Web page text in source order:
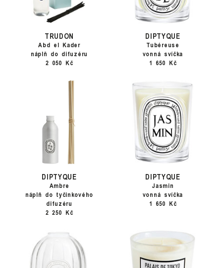
TRUDON
Abd el Kader
náplň do difuzéru
2 050 Kč
DIPTYQUE
Tubéreuse
vonná svíčka
1 650 Kč
DIPTYQUE
Ambre
náplň do tyčinkového
difuzéru
2 250 Kč
DIPTYQUE
Jasmin
vonná svíčka
1 650 Kč